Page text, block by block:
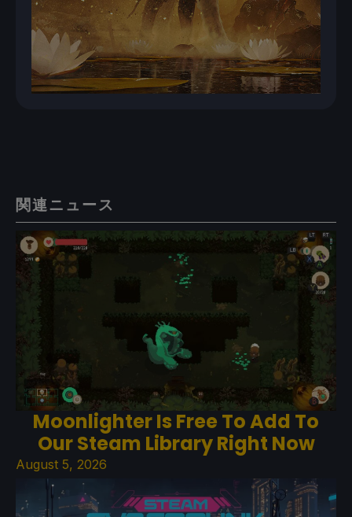
関連ニュース
Moonlighter Is Free To Add To
Our Steam Library Right Now
August 5, 2026